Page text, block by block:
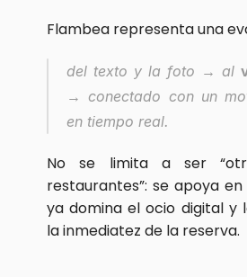
Flambea representa una
del texto y la foto → al
→ conectado con un
en tiempo real.
No se limita a ser
restaurantes”: se apoya
ya domina el ocio digital y
la inmediatez de la reserva.